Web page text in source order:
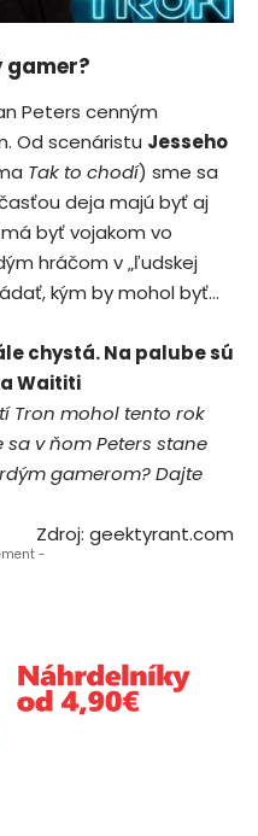
Peters cenným
Od scenáristu Jesseho
Tak to chodí) sme sa
deja majú byť aj
byť vojakom vo
hráčom v „ľudskej
kým by mohol byť…
chystá. Na palube sú
Waititi
Tron mohol tento rok
v ňom Peters stane
gamerom? Dajte
Zdroj: geektyrant.com
-